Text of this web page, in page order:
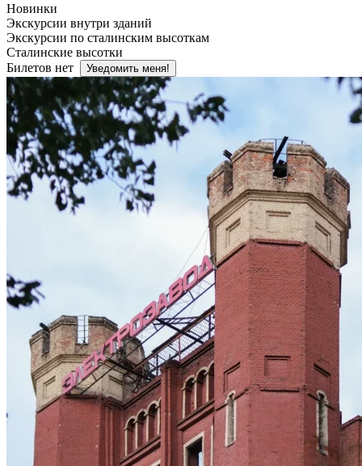
Новинки
Экскурсии внутри зданий
Экскурсии по сталинским высоткам
Сталинские высотки
Билетов нет
Уведомить меня!